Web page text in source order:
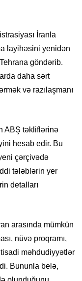
İranla
layihəsini yenidən
göndərib.
daha sərt
və razılaşmanı
ABŞ təkliflərinə
hesab edir. Bu
çərçivədə
tələblərin yer
detalları
arasında mümkün
nüvə proqramı,
məhdudiyyətlər
Bununla belə,